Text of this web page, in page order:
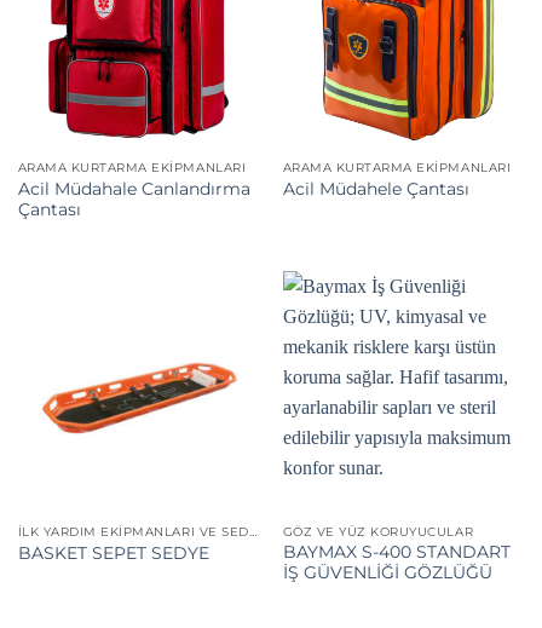
ARAMA KURTARMA EKIPMANLARI
Acil Müdahale Canlandırma
Çantası
ARAMA KURTARMA EKIPMANLARI
Acil Müdahele Çantası
BASKET SEPET SEDYE
GÖZ VE YÜZ KORUYUCULAR
BAYMAX S-400 STANDART
İŞ GÜVENLİĞİ GÖZLÜĞÜ